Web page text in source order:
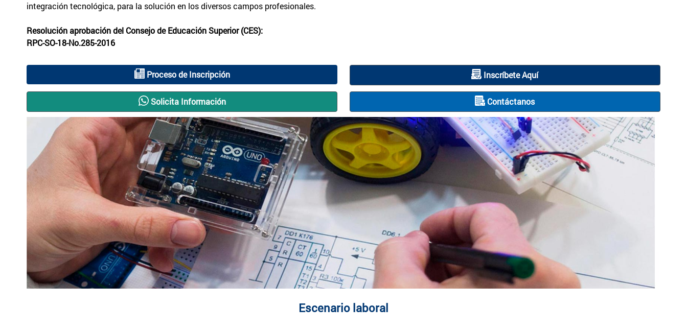
integración tecnológica, para la solución en los diversos campos profesionales.
Resolución aprobación del Consejo de Educación Superior (CES):
RPC-SO-18-No.285-2016
Proceso de Inscripción Inscríbete Aquí
Solicita Información Contáctanos
Escenario laboral